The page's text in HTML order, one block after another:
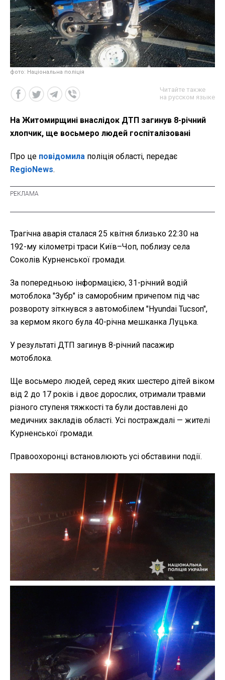
фото: Національна поліція
Читайте также
на русском языке
На Житомирщині внаслідок ДТП загинув 8-річний
хлопчик, ще восьмеро людей госпіталізовані
Про це повідомила поліція області, передає
RegioNews.
Трагічна аварія сталася 25 квітня близько 22:30 на
192-му кілометрі траси Київ–Чоп, поблизу села
Соколів Курненської громади.
За попередньою інформацією, 31-річний водій
мотоблока "Зубр" із саморобним причепом під час
розвороту зіткнувся з автомобілем "Hyundai Tucson",
за кермом якого була 40-річна мешканка Луцька.
У результаті ДТП загинув 8-річний пасажир
мотоблока.
Ще восьмеро людей, серед яких шестеро дітей віком
від 2 до 17 років і двоє дорослих, отримали травми
різного ступеня тяжкості та були доставлені до
медичних закладів області. Усі постраждалі — жителі
Курненської громади.
Правоохоронці встановлюють усі обставини події.